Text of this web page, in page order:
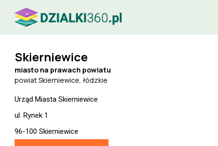
Skierniewice
miasto na prawach powiatu
powiat Skierniewice, łódzkie
Urząd Miasta Skierniewice
ul. Rynek 1
96-100 Skierniewice